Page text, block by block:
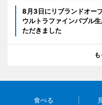
8月3日にリブランドオー
ウルトラファインバブル
ただきました
食べる